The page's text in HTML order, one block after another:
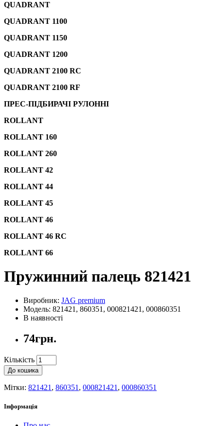
QUADRANT
QUADRANT 1100
QUADRANT 1150
QUADRANT 1200
QUADRANT 2100 RC
QUADRANT 2100 RF
ПРЕС-ПІДБИРАЧІ РУЛОННІ
ROLLANT
ROLLANT 160
ROLLANT 260
ROLLANT 42
ROLLANT 44
ROLLANT 45
ROLLANT 46
ROLLANT 46 RC
ROLLANT 66
Пружинний палець 821421
Виробник: JAG premium
Модель: 821421, 860351, 000821421, 000860351
В наявності
74грн.
Кількість
До кошика
Мітки: 821421 , 860351 , 000821421 , 000860351
Інформація